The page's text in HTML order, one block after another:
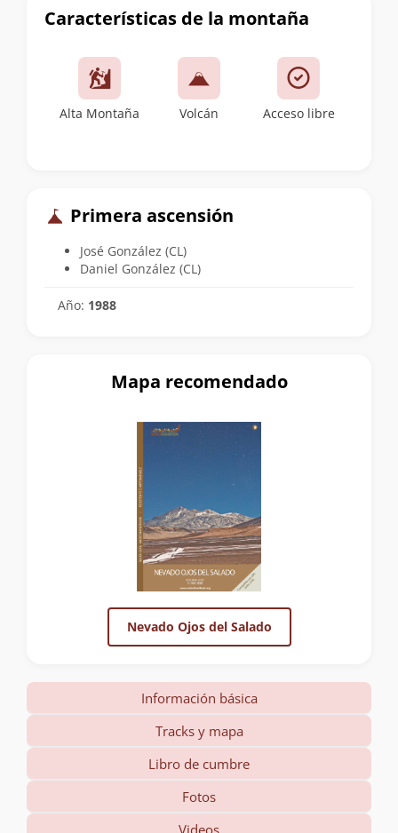
Características de la montaña
Alta Montaña Volcán Acceso libre
Primera ascensión
José González (CL)
Daniel González (CL)
Año: 1988
Mapa recomendado
Nevado Ojos del Salado
Información básica
Tracks y mapa
Libro de cumbre
Fotos
Videos